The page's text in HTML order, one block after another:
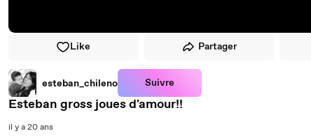
Like Partager
esteban_chileno Suivre
Esteban gross joues d'amour!!
il y a 20 ans